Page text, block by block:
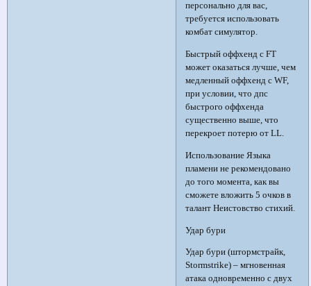
персонально для вас,
требуется использовать
комбат симулятор.
Быстрый оффхенд с FT
может оказаться лучше, чем
медленный оффхенд с WF,
при условии, что дпс
быстрого оффхенда
существенно выше, что
перекроет потерю от LL.
Использование Языка
пламени не рекомендовано
до того момента, как вы
сможете вложить 5 очков в
талант Неистовство стихий.
Удар бури
Удар бури (штормстрайк,
Stormstrike) – мгновенная
атака одновременно с двух